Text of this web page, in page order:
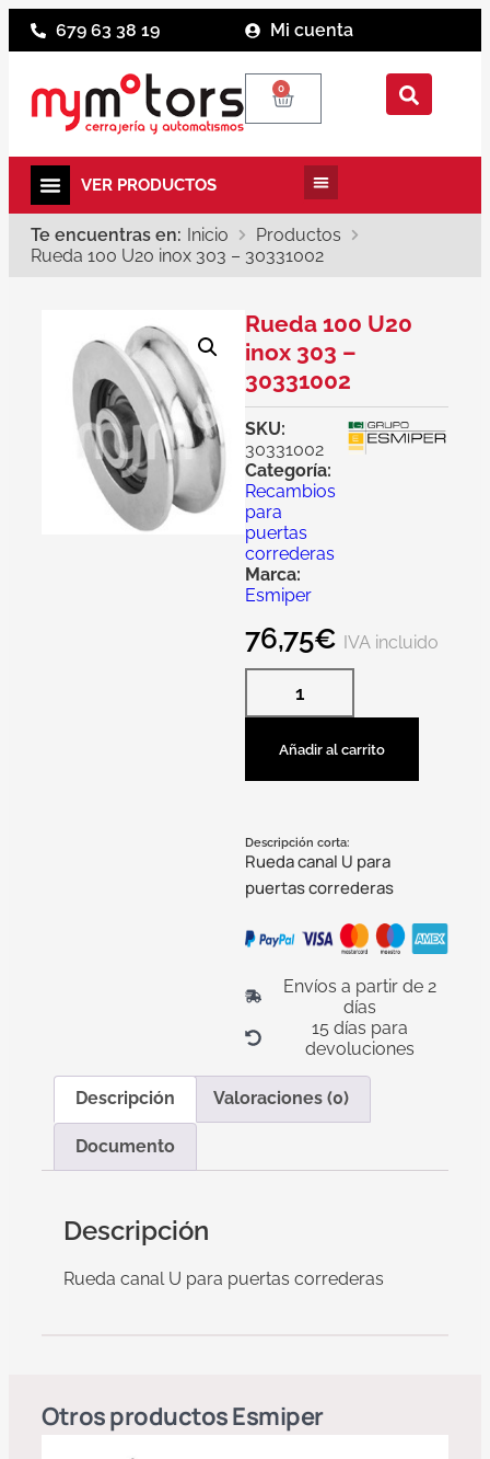
679 63 38 19 Mi cuenta
0
Te encuentras en: Inicio
Productos
Rueda 100 U20 inox 303 – 30331002
Rueda 100 U20
inox 303 –
30331002
SKU:
30331002
Categoría:
Recambios
para
puertas
correderas
Marca:
Esmiper
76,75€ IVA incluido
Añadir al carrito
Descripción corta:
Rueda canal U para
puertas correderas
Envíos a partir de 2
días
15 días para
devoluciones
Descripción Valoraciones (0)
Documento
Descripción
Rueda canal U para puertas correderas
Otros productosEsmiper